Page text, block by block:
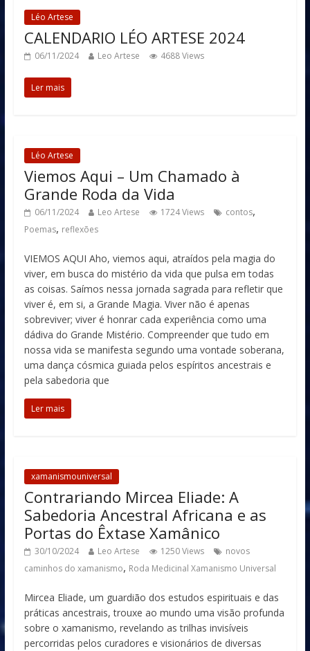
Léo Artese
CALENDARIO LÉO ARTESE 2024
06/11/2024 Leo Artese 4688 Views
Ler mais
Léo Artese
Viemos Aqui – Um Chamado à
Grande Roda da Vida
06/11/2024 Leo Artese 1724 Views contos,
Poemas, reflexões
VIEMOS AQUI Aho, viemos aqui, atraídos pela magia do
viver, em busca do mistério da vida que pulsa em todas
as coisas. Saímos nessa jornada sagrada para refletir que
viver é, em si, a Grande Magia. Viver não é apenas
sobreviver; viver é honrar cada experiência como uma
dádiva do Grande Mistério. Compreender que tudo em
nossa vida se manifesta segundo uma vontade soberana,
uma dança cósmica guiada pelos espíritos ancestrais e
pela sabedoria que
Ler mais
xamanismouniversal
Contrariando Mircea Eliade: A
Sabedoria Ancestral Africana e as
Portas do Êxtase Xamânico
30/10/2024 Leo Artese 1250 Views
novos
caminhos do xamanismo, Roda Medicinal Xamanismo Universal
Mircea Eliade, um guardião dos estudos espirituais e das
práticas ancestrais, trouxe ao mundo uma visão profunda
sobre o xamanismo, revelando as trilhas invisíveis
percorridas pelos curadores e visionários de diversas